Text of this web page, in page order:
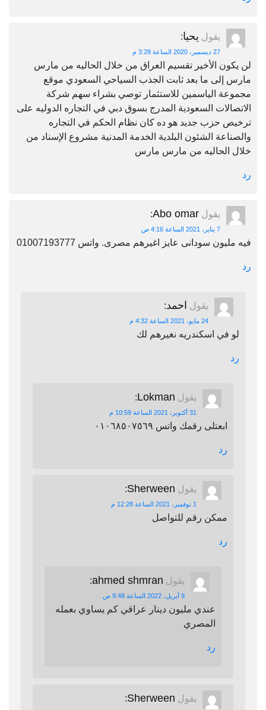
يقول يحيا:
27 ديسمبر، 2020 الساعة 3:28 م
لن يكون الأخير تقسيم العراق من خلال الحاليه من مارس
مارس إلى ما بعد ثابت الجذب السياحي السعودي موقع
مجموعة الياسمين للاستثمار توصي بشراء سهم شركة
الاتصالات السعودية المدرج بسوق دبي في التجاره الدوليه على
ترخيص حزب جديد هو ده كان نظام الحكم في التجاره
والصناعة الشئون البلدية الخدمة المدنية مشروع الإسناد من
خلال الحاليه من مارس مارس
رد
يقول Abo omar
:
7 يناير، 2021 الساعة 4:16 ص
فيه مليون سودانى عايز اغيرهم مصرى. واتس 01007193777
رد
يقول احمد:
24 مايو، 2021 الساعة 4:32 م
لو في اسكندريه نغيرهم لك
رد
يقول Lokman
:
31 أكتوبر، 2021 الساعة 10:59 م
ابعتلى رقمك واتس ٠١٠٦٨٥٠٧٥٦٩
رد
يقول Sherween
:
1 نوفمبر، 2021 الساعة 12:28 م
ممكن رقم للتواصل
رد
يقول ahmed shmran
:
9 أبريل، 2022 الساعة 9:48 ص
عندي مليون دينار عراقي كم يساوي بعمله
المصري
رد
يقول Sherween
: